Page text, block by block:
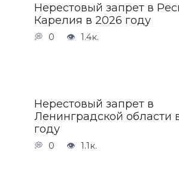
Нерестовый запрет в
Карелия в 2026 году
0 1.4к.
Нерестовый запрет в
Ленинградской области
году
0 1.1к.